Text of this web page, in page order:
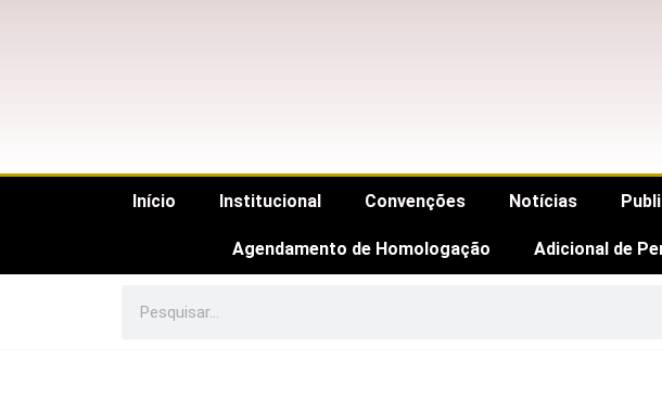
Início Institucional Convenções Notícias
Agendamento de Homologação Adicional de